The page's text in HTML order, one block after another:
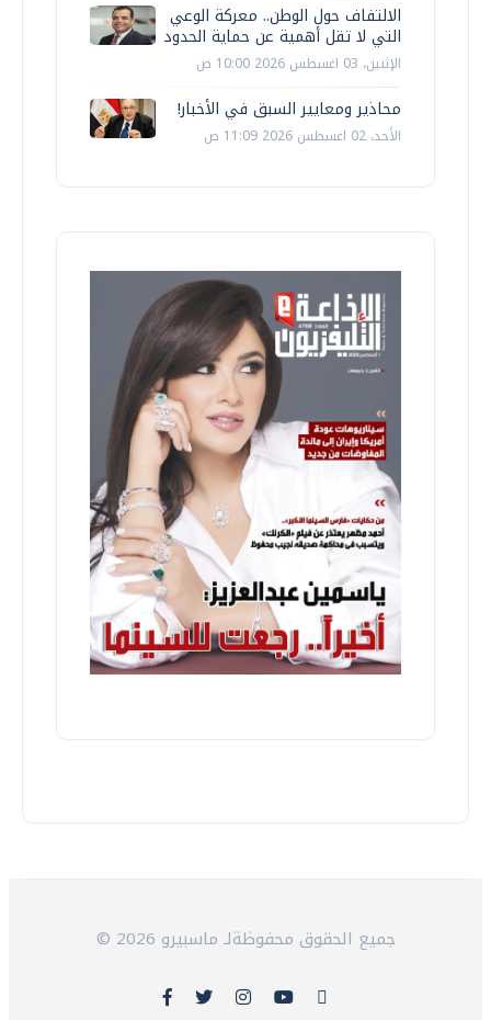
الالتفاف حول الوطن.. معركة الوعي
التي لا تقل أهمية عن حماية الحدود
الإثنين، 03 اغسطس 2026 10:00 ص
محاذير ومعايير السبق في الأخبار!
الأحد، 02 اغسطس 2026 11:09 ص
© 2026 جميع الحقوق محفوظةلـ ماسبيرو